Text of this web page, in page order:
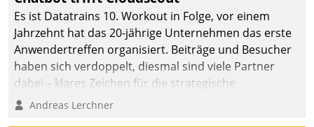
mit der Einführung einer neuen Software ist es nicht
getan. Die Digitalisierung erfordert von Unternehmen
die Bereitschaft, sich zu überprüfen, zu hinterfragen
und zu verändern.
Es ist Datatrains 10. Workout in Folge, vor einem
Jahrzehnt hat das 20-jährige Unternehmen das erste
Anwendertreffen organisiert. Beiträge und Besucher
haben sich verdoppelt, diesmal sind viele Partner
dabei – klares Zeichen für die strategische
Fokussierung auf den Kunden.
Andreas Lerchner